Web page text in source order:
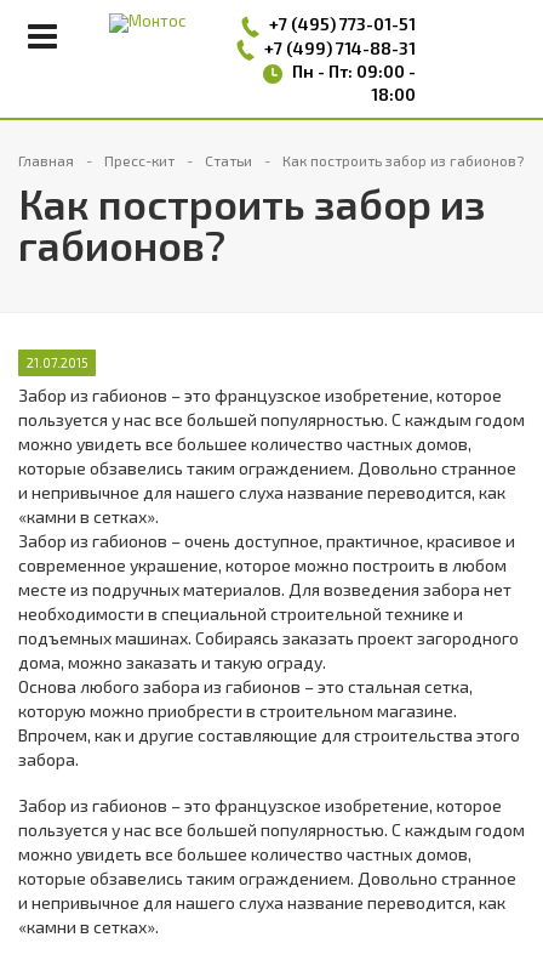
+7 (495)773-01-51
+7 (499) 714-88-31
Пн - Пт: 09:00 -
18:00
Главная Пресс-кит Статьи Как построить забор из габионов?
Как построить забор из
габионов?
21.07.2015
Забор из габионов – это французское изобретение, которое
пользуется у нас все большей популярностью. С каждым годом
можно увидеть все большее количество частных домов,
которые обзавелись таким ограждением. Довольно странное
и непривычное для нашего слуха название переводится, как
«камни в сетках».
Забор из габионов – очень доступное, практичное, красивое и
современное украшение, которое можно построить в любом
месте из подручных материалов. Для возведения забора нет
необходимости в специальной строительной технике и
подъемных машинах. Собираясь заказать проект загородного
дома, можно заказать и такую ограду.
Основа любого забора из габионов – это стальная сетка,
которую можно приобрести в строительном магазине.
Впрочем, как и другие составляющие для строительства этого
забора.
Забор из габионов – это французское изобретение, которое
пользуется у нас все большей популярностью. С каждым годом
можно увидеть все большее количество частных домов,
которые обзавелись таким ограждением. Довольно странное
и непривычное для нашего слуха название переводится, как
«камни в сетках».